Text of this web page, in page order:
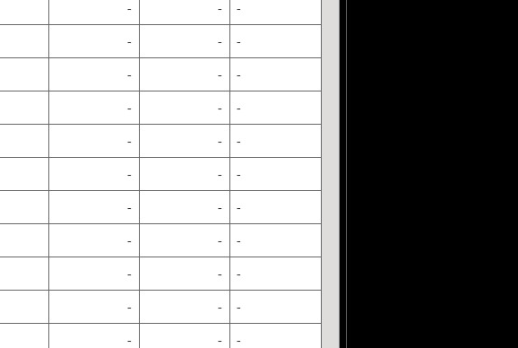
- - -
- - -
- - -
- - -
- - -
- - -
- - -
- - -
- - -
- - -
- - -